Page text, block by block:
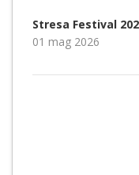
Stresa Festival
01 mag 2026